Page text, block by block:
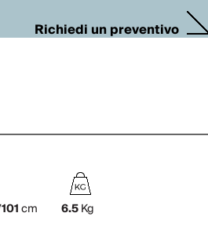
Richiedi un preventivo
cm 6.5Kg